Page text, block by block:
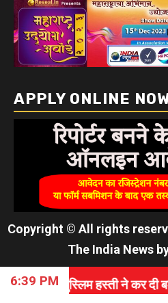
APPLY ONLINE
Copyright © All rights
The India News
6:39 PM
हस्ती ने कर दी बड़ी मांग।